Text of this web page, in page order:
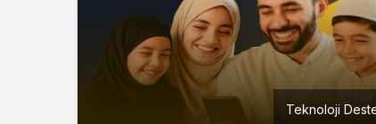
Teknoloji